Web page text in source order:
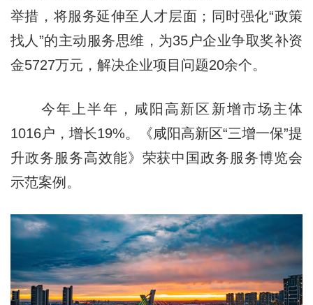
举措，将服务延伸至人才层面；同时强化“政策
找人”的主动服务思维，为35户企业争取奖补资
金5727万元，解决企业项目问题20余个。
今年上半年，咸阳高新区新增市场主体
1016户，增长19%。《咸阳高新区“三增一保”提
升政务服务高效能》荣获中国政务服务博览会
示范案例。